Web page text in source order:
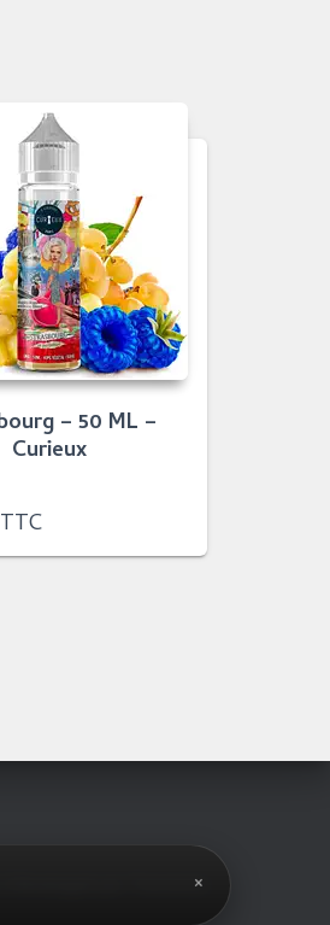
×
– 50 ML –
Curieux
TTC
ThemeIsle